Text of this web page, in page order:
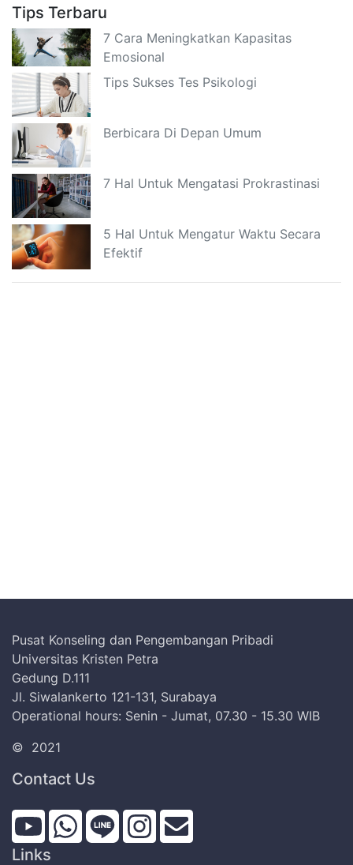
Tips Terbaru
7 Cara Meningkatkan Kapasitas
Emosional
Tips Sukses Tes Psikologi
Berbicara Di Depan Umum
7 Hal Untuk Mengatasi Prokrastinasi
5 Hal Untuk Mengatur Waktu Secara
Efektif
Pusat Konseling dan Pengembangan Pribadi
Universitas Kristen Petra
Gedung D.111
Jl. Siwalankerto 121-131, Surabaya
Operational hours: Senin - Jumat, 07.30 - 15.30 WIB
© 2021
Contact Us
Links